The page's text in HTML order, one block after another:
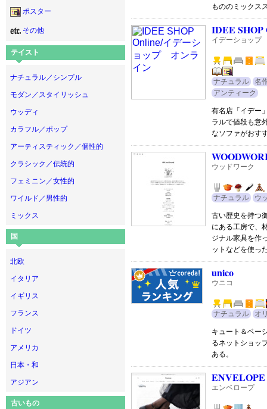
ポスター
その他
テイスト
ナチュラル／シンプル
モダン／スタイリッシュ
ウッディ
カラフル／ポップ
アーティスティック／個性的
クラシック／伝統的
フェミニン／女性的
ワイルド／男性的
ミックス
国
北欧
イタリア
イギリス
フランス
ドイツ
アメリカ
日本・和
アジアン
古いもの
もののミックス
IDEE SHOP
イデーショップ
ナチュラル
名
アンティーク
有名店「イデー
ラルで値段も意
なソファがおす
ウッドワーク
ナチュラル ウ
古い歴史を持つ
にある工房で、
ジナル家具を作
ットなどを使っ
unico
ウニコ
ナチュラル オ
キュート＆ベー
るネットショッ
ある。
ENVELOPE
エンベロープ